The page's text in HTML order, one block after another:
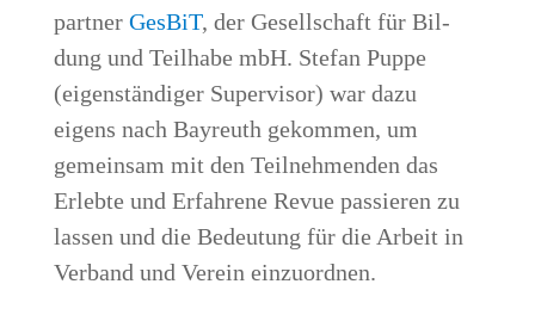
part­ner Ges­BiT, der Gesell­schaft für Bil­
dung und Teil­ha­be mbH. Ste­fan Pup­pe
(eigen­stän­di­ger Super­vi­sor) war dazu
eigens nach Bay­reuth gekom­men, um
gemein­sam mit den Teil­neh­men­den das
Erleb­te und Erfah­re­ne Revue pas­sie­ren zu
las­sen und die Bedeu­tung für die Arbeit in
Ver­band und Ver­ein einzuordnen.